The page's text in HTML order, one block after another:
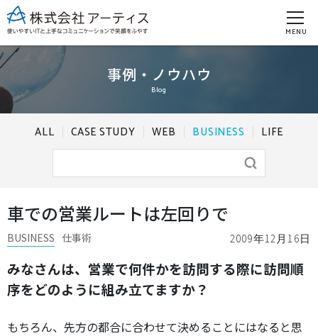
MENU
事例・ノウハウ
Blog
ALL CASE STUDY WEB BUSINESS LIFE
車での営業ルートは左回りで
2009年12月16日
BUSINESS 仕事術
みなさんは、営業で何件かを訪問する際に訪問順
序をどのように組み立てますか？
もちろん、先方の都合に合わせて決めることにはなると思